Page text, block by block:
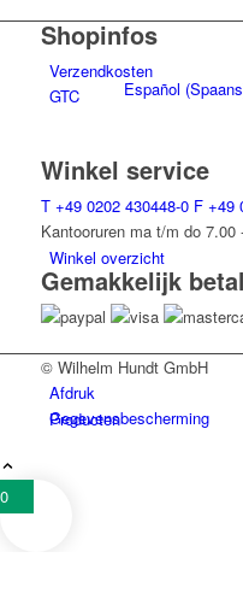
Español (Spaans
Winkel overzicht
Producten
Shopinfos
Verzendkosten
GTC
Winkel service
T +49 0202 430448-0 F +49
Kantooruren ma t/m do
Gemakkelijk
© Wilhelm Hundt GmbH
Afdruk
Gegevensbescherming
0